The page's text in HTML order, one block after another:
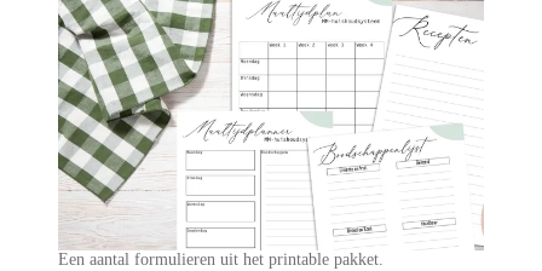
Een aantal formulieren uit het printable pakket.